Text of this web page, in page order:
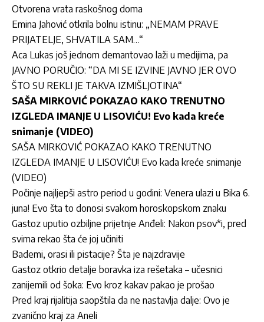
Otvorena vrata raskošnog doma
Emina Jahović otkrila bolnu istinu: „NEMAM PRAVE
PRIJATELJE, SHVATILA SAM…“
Aca Lukas još jednom demantovao laži u medijima, pa
JAVNO PORUČIO: “DA MI SE IZVINE JAVNO JER OVO
ŠTO SU REKLI JE TAKVA IZMIŠLJOTINA“
SAŠA MIRKOVIĆ POKAZAO KAKO TRENUTNO
IZGLEDA IMANJE U LISOVIĆU! Evo kada kreće
snimanje (VIDEO)
SAŠA MIRKOVIĆ POKAZAO KAKO TRENUTNO
IZGLEDA IMANJE U LISOVIĆU! Evo kada kreće snimanje
(VIDEO)
Počinje najljepši astro period u godini: Venera ulazi u Bika 6.
juna! Evo šta to donosi svakom horoskopskom znaku
Gastoz uputio ozbiljne prijetnje Anđeli: Nakon psov*i, pred
svima rekao šta će joj učiniti
Bademi, orasi ili pistacije? Šta je najzdravije
Gastoz otkrio detalje boravka iza rešetaka – učesnici
zanijemili od šoka: Evo kroz kakav pakao je prošao
Pred kraj rijalitija saopštila da ne nastavlja dalje: Ovo je
zvanično kraj za Aneli